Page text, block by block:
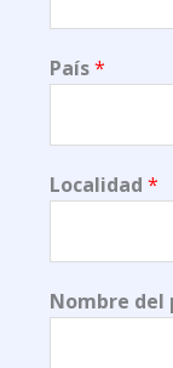
País*
Localidad *
Nombre del